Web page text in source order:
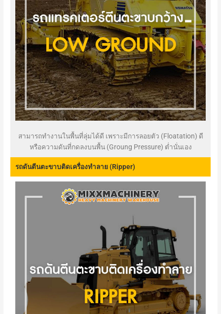
สามารถทำงานในพื้นที่ลุ่มได้ดี เพราะมีการลอยตัว (Floatation) ดี
หรือความดันที่กดลงบนพื้น (Groung Pressure) ต่ำนั่นเอง
รถดันตีนตะขาบติดเครื่องทำลาย (Ripper)